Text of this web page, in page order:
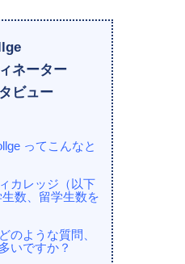
ネーター
ビュー
ってこんなと
カレッジ（以下
数、留学生数を
のような質問、
いですか？